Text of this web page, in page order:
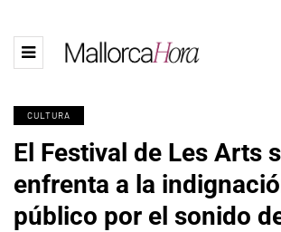
CULTURA
El Festival de Les Arts
enfrenta a la
público por el sonido